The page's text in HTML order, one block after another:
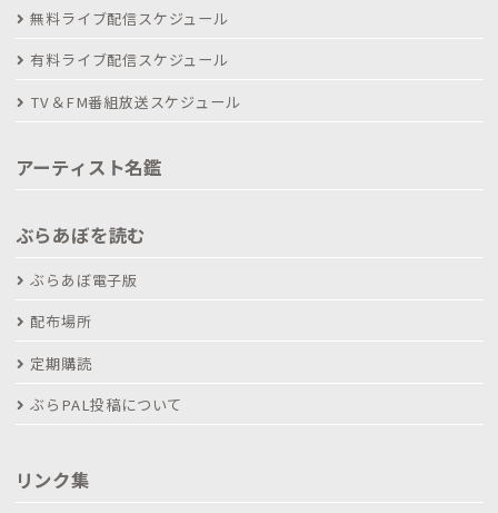
無料ライブ配信スケジュール
有料ライブ配信スケジュール
TV＆FM番組放送スケジュール
アーティスト名鑑
ぶらあぼを読む
ぶらあぼ電子版
配布場所
定期購読
ぶらPAL投稿について
リンク集